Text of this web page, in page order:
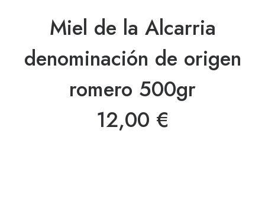
Miel de la Alcarria
denominación de origen
romero 500gr
12,00 €